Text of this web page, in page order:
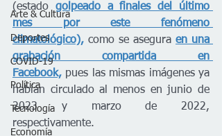
Arte & Cultura
Deportes
COVID-19
Política
Tecnología
Economía
(estado
golpeado a finales del último
mes por este fenómeno
climatológico), como se asegura en una
grabación compartida en
Facebook, pues las mismas imágenes ya
habían circulado al menos en junio de
2023 y marzo de 2022,
respectivamente.